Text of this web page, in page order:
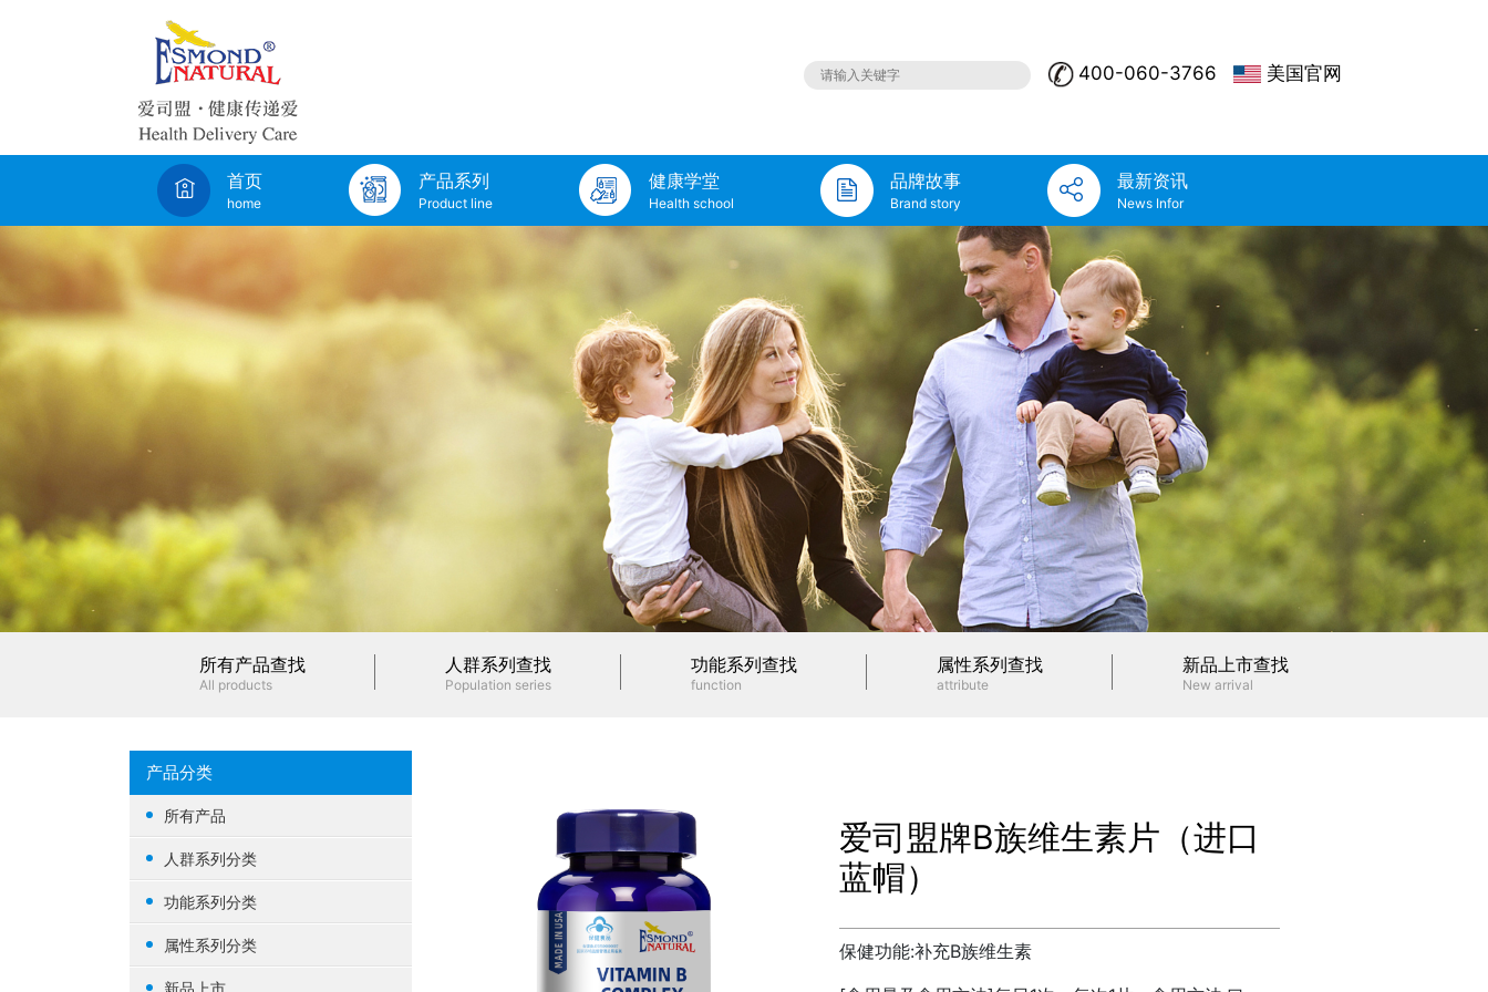
400-060-3766 美国官网
首页
home
产品系列
Product line
健康学堂
Health school
品牌故事
Brand story
最新资讯
News Infor
所有产品查找
All products
人群系列查找
Population series
功能系列查找
function
属性系列查找
attribute
新品上市查找
New arrival
产品分类
所有产品
人群系列分类
女性健康
中老年健康
功能系列分类
生殖健康
属性系列分类
基础营养
新品上市
爱司盟牌B族维生素片（进口
蓝帽）
保健功能:补充B族维生素